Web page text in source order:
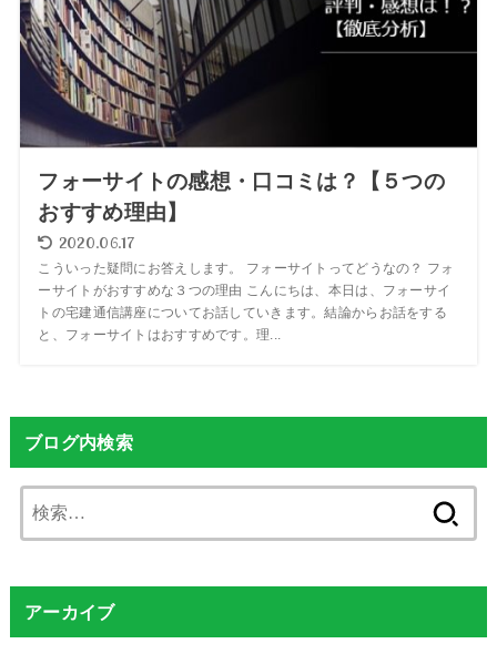
フォーサイトの感想・口コミは？【５つの
おすすめ理由】
2020.06.17
こういった疑問にお答えします。 フォーサイトってどうなの？ フォ
ーサイトがおすすめな３つの理由 こんにちは、本日は、フォーサイ
トの宅建通信講座についてお話していきます。結論からお話をする
と、フォーサイトはおすすめです。理...
ブログ内検索
索:
アーカイブ